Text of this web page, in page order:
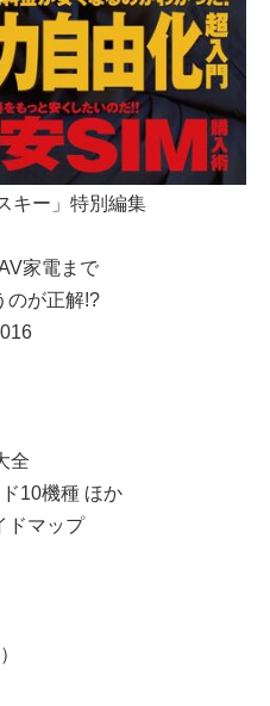
キー」特別編集
家電まで
のが正解!?
全
10機種 ほか
ドマップ